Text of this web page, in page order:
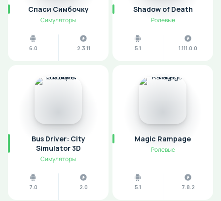
Спаси Симбочку
Симуляторы
6.0 2.3.11
Shadow of Death
Ролевые
5.1 1.111.0.0
Bus Driver: City
Simulator 3D
Симуляторы
7.0 2.0
Magic Rampage
Ролевые
5.1 7.8.2